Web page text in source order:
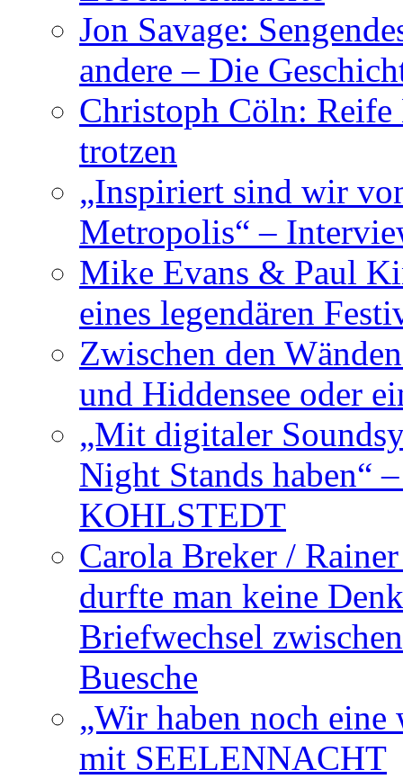
Jon Savage:
andere – Die
Christoph Cöln:
trotzen
„Inspiriert sind wir
Metropolis“ –
Mike Evans & Paul
eines legendären
Zwischen den
und Hiddensee oder
„Mit digitaler
Night Stands haben“
KOHLSTEDT
Carola Breker /
durfte man keine
Briefwechsel
Buesche
„Wir haben noch
mit SEELENNACHT